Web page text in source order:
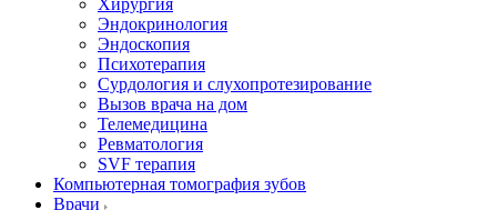
Хирургия
Эндокринология
Эндоскопия
Психотерапия
Сурдология и слухопротезирование
Вызов врача на дом
Телемедицина
Ревматология
SVF терапия
Компьютерная томография зубов
Врачи